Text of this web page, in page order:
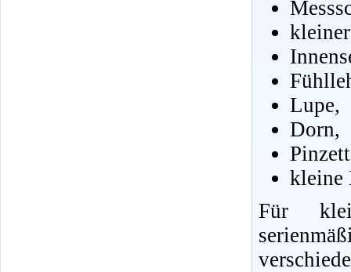
Lupe,
Dorn,
kleine
Für